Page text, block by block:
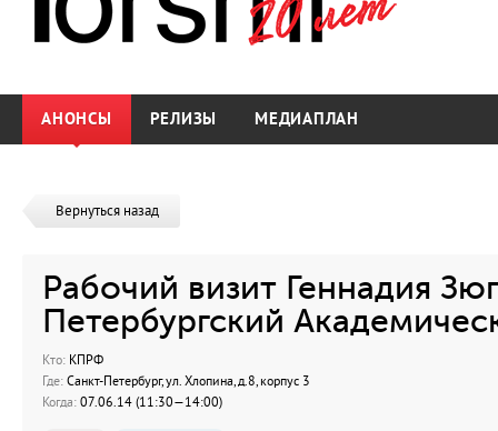
АНОНСЫ РЕЛИЗЫ МЕДИАПЛАН
Вернуться назад
Рабочий визит Геннадия
Петербургский
Кто: КПРФ
Где: Санкт-Петербург, ул. Хлопина, д.8, корпус 3
Когда: 07.06.14 (11:30—14:00)